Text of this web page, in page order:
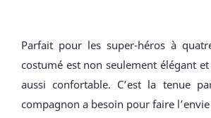
Parfait pour les super-héros à
costumé est non seulement élégant
aussi confortable. C’est la tenue
compagnon a besoin pour faire